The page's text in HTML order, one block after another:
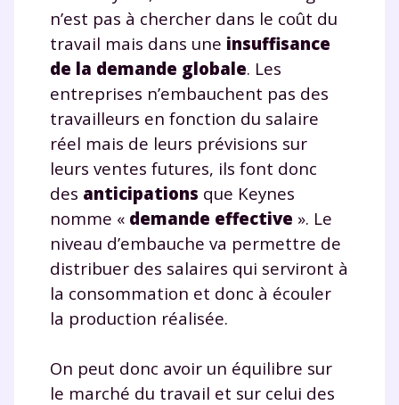
n’est pas à chercher dans le coût du
travail mais dans une insuffisance
de la demande globale. Les
entreprises n’embauchent pas des
travailleurs en fonction du salaire
réel mais de leurs prévisions sur
leurs ventes futures, ils font donc
des anticipations que Keynes
nomme « demande effective ». Le
niveau d’embauche va permettre de
distribuer des salaires qui serviront à
la consommation et donc à écouler
la production réalisée.
On peut donc avoir un équilibre sur
le marché du travail et sur celui des